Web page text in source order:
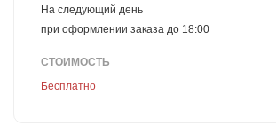
На следующий день
при оформлении заказа до 18:00
СТОИМОСТЬ
Бесплатно